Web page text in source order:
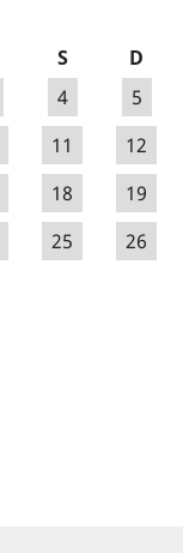
S
D
4
5
11
12
18
19
25
26